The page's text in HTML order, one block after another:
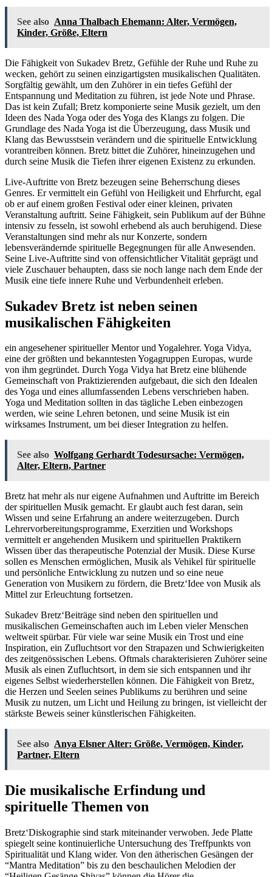
See also Anna Thalbach Ehemann: Alter, Vermögen,
Kinder, Größe, Eltern
Die Fähigkeit von Sukadev Bretz, Gefühle der Ruhe und Ruhe zu
wecken, gehört zu seinen einzigartigsten musikalischen Qualitäten.
Sorgfältig gewählt, um den Zuhörer in ein tiefes Gefühl der
Entspannung und Meditation zu führen, ist jede Note und Phrase.
Das ist kein Zufall; Bretz komponierte seine Musik gezielt, um den
Ideen des Nada Yoga oder des Yoga des Klangs zu folgen. Die
Grundlage des Nada Yoga ist die Überzeugung, dass Musik und
Klang das Bewusstsein verändern und die spirituelle Entwicklung
vorantreiben können. Bretz bittet die Zuhörer, hineinzugehen und
durch seine Musik die Tiefen ihrer eigenen Existenz zu erkunden.
Live-Auftritte von Bretz bezeugen seine Beherrschung dieses
Genres. Er vermittelt ein Gefühl von Heiligkeit und Ehrfurcht, egal
ob er auf einem großen Festival oder einer kleinen, privaten
Veranstaltung auftritt. Seine Fähigkeit, sein Publikum auf der Bühne
intensiv zu fesseln, ist sowohl erhebend als auch beruhigend. Diese
Veranstaltungen sind mehr als nur Konzerte, sondern
lebensverändernde spirituelle Begegnungen für alle Anwesenden.
Seine Live-Auftritte sind von offensichtlicher Vitalität geprägt und
viele Zuschauer behaupten, dass sie noch lange nach dem Ende der
Musik eine tiefe innere Ruhe und Verbundenheit erleben.
Sukadev Bretz ist neben seinen
musikalischen Fähigkeiten
ein angesehener spiritueller Mentor und Yogalehrer. Yoga Vidya,
eine der größten und bekanntesten Yogagruppen Europas, wurde
von ihm gegründet. Durch Yoga Vidya hat Bretz eine blühende
Gemeinschaft von Praktizierenden aufgebaut, die sich den Idealen
des Yoga und eines allumfassenden Lebens verschrieben haben.
Yoga und Meditation sollten in das tägliche Leben einbezogen
werden, wie seine Lehren betonen, und seine Musik ist ein
wirksames Instrument, um bei dieser Integration zu helfen.
See also Wolfgang Gerhardt Todesursache: Vermögen,
Alter, Eltern, Partner
Bretz hat mehr als nur eigene Aufnahmen und Auftritte im Bereich
der spirituellen Musik gemacht. Er glaubt auch fest daran, sein
Wissen und seine Erfahrung an andere weiterzugeben. Durch
Lehrervorbereitungsprogramme, Exerzitien und Workshops
vermittelt er angehenden Musikern und spirituellen Praktikern
Wissen über das therapeutische Potenzial der Musik. Diese Kurse
sollen es Menschen ermöglichen, Musik als Vehikel für spirituelle
und persönliche Entwicklung zu nutzen und so eine neue
Generation von Musikern zu fördern, die Bretz‘Idee von Musik als
Mittel zur Erleuchtung fortsetzen.
Sukadev Bretz‘Beiträge sind neben den spirituellen und
musikalischen Gemeinschaften auch im Leben vieler Menschen
weltweit spürbar. Für viele war seine Musik ein Trost und eine
Inspiration, ein Zufluchtsort vor den Strapazen und Schwierigkeiten
des zeitgenössischen Lebens. Oftmals charakterisieren Zuhörer seine
Musik als einen Zufluchtsort, in dem sie sich entspannen und ihr
eigenes Selbst wiederherstellen können. Die Fähigkeit von Bretz,
die Herzen und Seelen seines Publikums zu berühren und seine
Musik zu nutzen, um Licht und Heilung zu bringen, ist vielleicht der
stärkste Beweis seiner künstlerischen Fähigkeiten.
See also Anya Elsner Alter: Größe, Vermögen, Kinder,
Partner, Eltern
Die musikalische Erfindung und
spirituelle Themen von
Bretz‘Diskographie sind stark miteinander verwoben. Jede Platte
spiegelt seine kontinuierliche Untersuchung des Treffpunkts von
Spiritualität und Klang wider. Von den ätherischen Gesängen der
“Mantra Meditation” bis zu den beschaulichen Melodien der